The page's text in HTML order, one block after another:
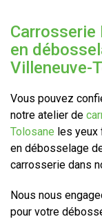
Carrosserie
en
Villeneuve-
Vous pouvez
notre atelier de
Tolosane les yeux
en débosselage
carrosserie dans
Nous nous
pour votre